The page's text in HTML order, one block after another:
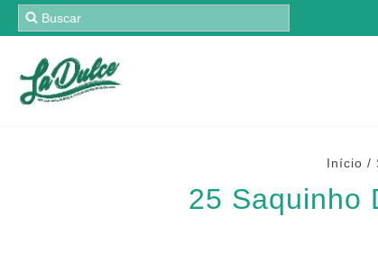
Início /
25 Saquinho